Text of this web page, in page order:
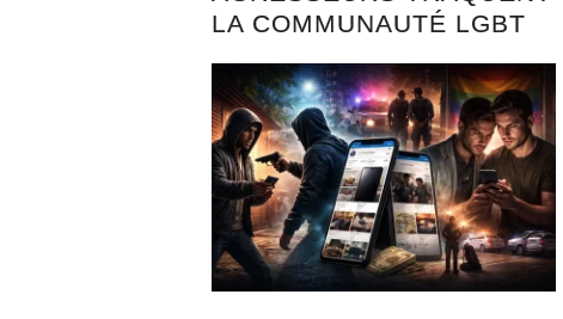
LA COMMUNAUTÉ LGBT